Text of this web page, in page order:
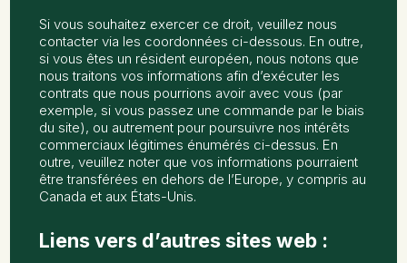
Si vous souhaitez exercer ce droit, veuillez nous
contacter via les coordonnées ci-dessous. En outre,
si vous êtes un résident européen, nous notons que
nous traitons vos informations afin d’exécuter les
contrats que nous pourrions avoir avec vous (par
exemple, si vous passez une commande par le biais
du site), ou autrement pour poursuivre nos intérêts
commerciaux légitimes énumérés ci-dessus. En
outre, veuillez noter que vos informations pourraient
être transférées en dehors de l’Europe, y compris au
Canada et aux États-Unis.
Liens vers d’autres sites web :